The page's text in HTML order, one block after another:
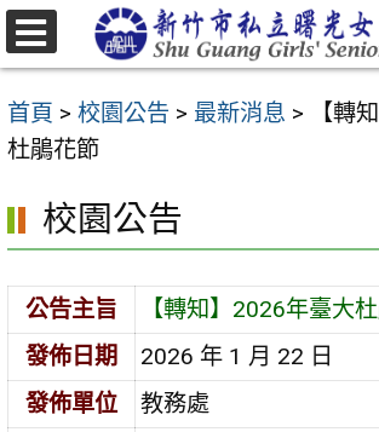
跳
至
要
內
區
首頁 > 校園公告 > 最新消息 >
【轉
杜鵑花節
校園公告
公告主旨
【轉知】2026年臺大
發佈日期
2026 年 1 月 22 日
發佈單位
教務處
選
單